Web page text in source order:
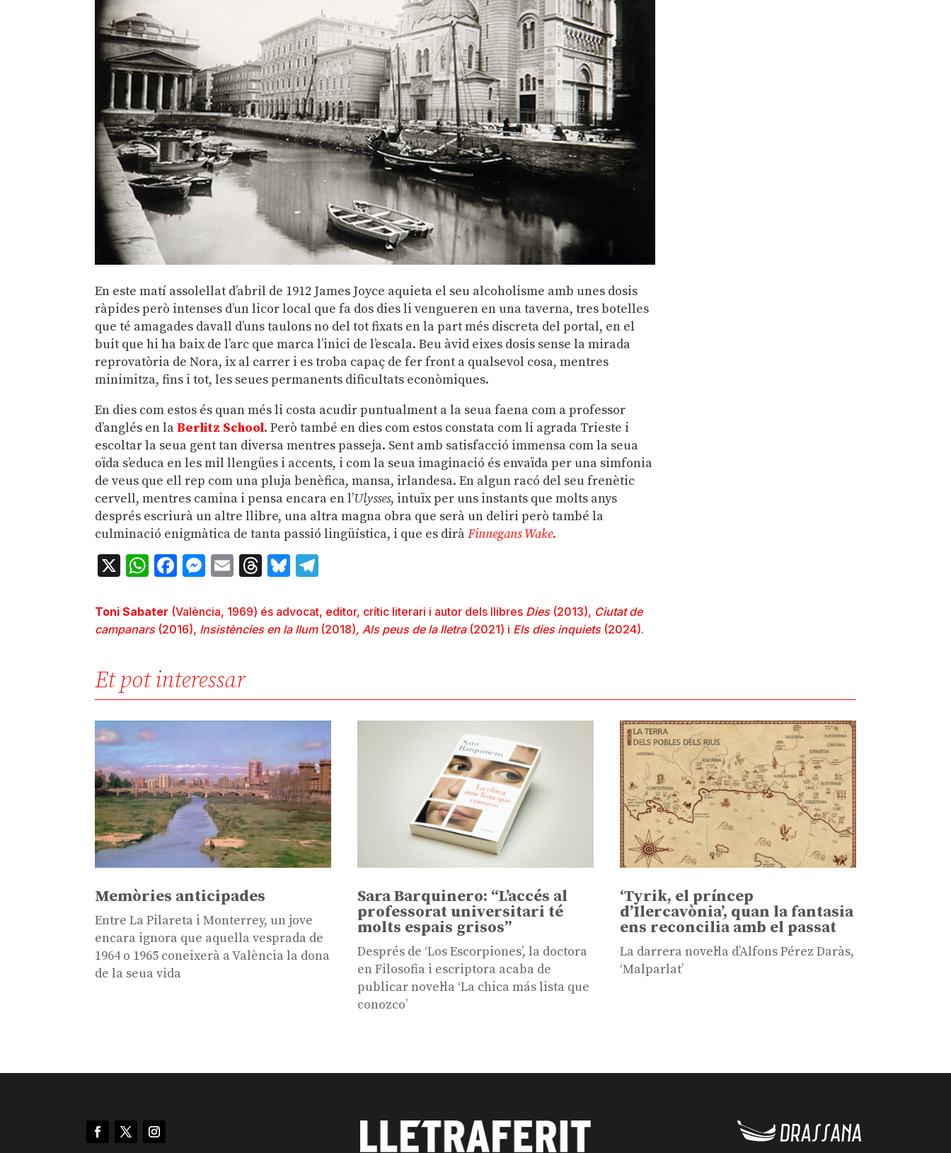
En este matí assolellat d’abril de 1912 James Joyce aquieta el seu alcoholisme amb unes dosis
ràpides però intenses d’un licor local que fa dos dies li vengueren en una taverna, tres botelles
que té amagades davall d’uns taulons no del tot fixats en la part més discreta del portal, en el
buit que hi ha baix de l’arc que marca l’inici de l’escala. Beu àvid eixes dosis sense la mirada
reprovatòria de Nora, ix al carrer i es troba capaç de fer front a qualsevol cosa, mentres
minimitza, fins i tot, les seues permanents dificultats econòmiques.
En dies com estos és quan més li costa acudir puntualment a la seua faena com a professor
d’anglés en laBerlitz School. Però també en dies com estos constata com li agrada Trieste i
escoltar la seua gent tan diversa mentres passeja. Sent amb satisfacció immensa com la seua
oïda s’educa en les mil llengües i accents, i com la seua imaginació és envaïda per una simfonia
de veus que ell rep com una pluja benèfica, mansa, irlandesa. En algun racó del seu frenètic
cervell, mentres camina i pensa encara en l’Ulysses, intuïx per uns instants que molts anys
després escriurà un altre llibre, una altra magna obra que serà un deliri però també la
culminació enigmàtica de tanta passió lingüística, i que es diràFinnegans Wake.
X WhatsApp
Facebook
Messenger
EmailThreads
Bluesky
Toni Sabater (València, 1969) és advocat, editor, crític literari i autor dels llibres Dies(2013), Ciutat de
campanars(2016), Insistències en la llum(2018), Als peus de la lletra(2021) i Els dies inquiets(2024).
Et pot interessar
Memòries anticipades
Entre La Pilareta i Monterrey, un jove
encara ignora que aquella vesprada de
1964 o 1965 coneixerà a València la dona
de la seua vida
Sara Barquinero: “L’accés al
professorat universitari té
molts espais grisos”
Després de ‘Los Escorpiones’, la doctora
en Filosofia i escriptora acaba de
publicar novel·la ‘La chica más lista que
conozco’
‘Tyrik, el príncep
d’Ilercavònia’, quan la fantasia
ens reconcilia amb el passat
La darrera novel·la d’Alfons Pérez Daràs,
‘Malparlat’